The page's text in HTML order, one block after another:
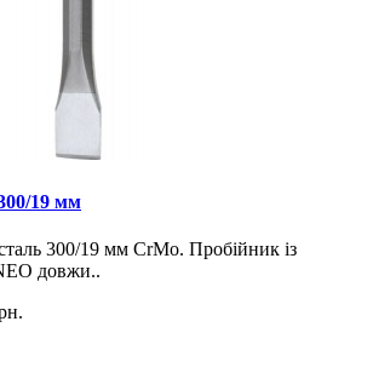
19 мм
300/19 мм CrMo. Пробійник із
довжи..